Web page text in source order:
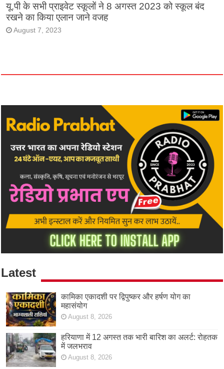
यू.पी के सभी प्राइवेट स्कूलों ने 8 अगस्त 2023 को स्कूल बंद
रखने का किया एलान जाने वजह
August 7, 2023
Latest
कामिका एकादशी पर द्विपुष्कर और हर्षण योग का
महासंयोग
August 8, 2026
हरियाणा में 12 अगस्त तक भारी बारिश का अलर्ट: रोहतक
में जलभराव
August 8, 2026